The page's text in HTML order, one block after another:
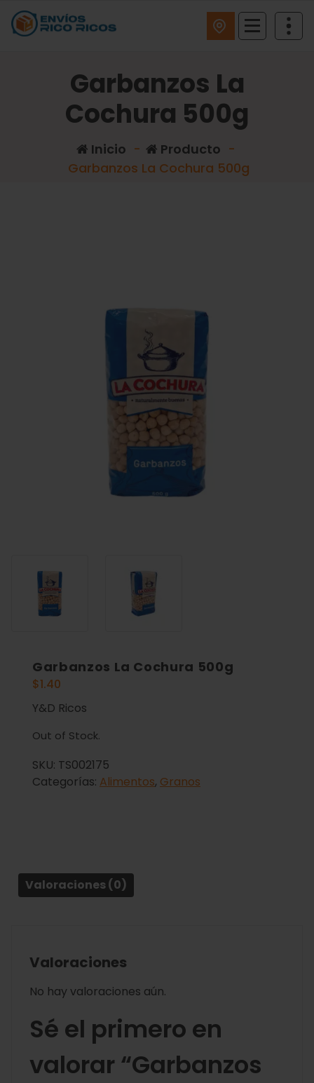
Garbanzos La
Cochura 500g
Inicio - Producto -
Garbanzos La Cochura 500g
Garbanzos La Cochura 500g
$1.40
Y&D Ricos
Out of Stock.
SKU: TS002175
Categorías: Alimentos, Granos
Valoraciones (0)
Valoraciones
No hay valoraciones aún.
Sé el primero en
valorar “Garbanzos